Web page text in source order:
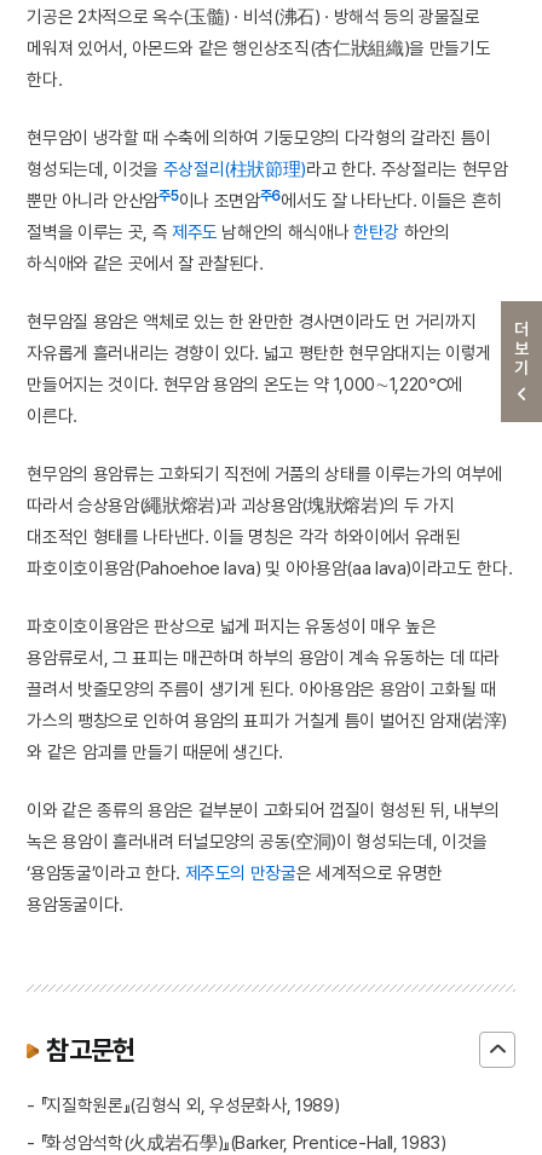
더보기
기공은 2차적으로 옥수(玉髓) · 비석(沸石) · 방해석 등의 광물질로
메워져 있어서, 아몬드와 같은 행인상조직(杏仁狀組織)을 만들기도
한다.
현무암이 냉각할 때 수축에 의하여 기둥모양의 다각형의 갈라진 틈이
형성되는데, 이것을 주상절리(柱狀節理)라고 한다. 주상절리는 현무암
뿐만 아니라 안산암주5이나 조면암주6에서도 잘 나타난다. 이들은 흔히
절벽을 이루는 곳, 즉 제주도 남해안의 해식애나 한탄강 하안의
하식애와 같은 곳에서 잘 관찰된다.
현무암질 용암은 액체로 있는 한 완만한 경사면이라도 먼 거리까지
자유롭게 흘러내리는 경향이 있다. 넓고 평탄한 현무암대지는 이렇게
만들어지는 것이다. 현무암 용암의 온도는 약 1,000∼1,220℃에
이른다.
현무암의 용암류는 고화되기 직전에 거품의 상태를 이루는가의 여부에
따라서 승상용암(繩狀熔岩)과 괴상용암(塊狀熔岩)의 두 가지
대조적인 형태를 나타낸다. 이들 명칭은 각각 하와이에서 유래된
파호이호이용암(Pahoehoe lava) 및 아아용암(aa lava)이라고도 한다.
파호이호이용암은 판상으로 넓게 퍼지는 유동성이 매우 높은
용암류로서, 그 표피는 매끈하며 하부의 용암이 계속 유동하는 데 따라
끌려서 밧줄모양의 주름이 생기게 된다. 아아용암은 용암이 고화될 때
가스의 팽창으로 인하여 용암의 표피가 거칠게 틈이 벌어진 암재(岩滓)
와 같은 암괴를 만들기 때문에 생긴다.
이와 같은 종류의 용암은 겉부분이 고화되어 껍질이 형성된 뒤, 내부의
녹은 용암이 흘러내려 터널모양의 공동(空洞)이 형성되는데, 이것을
‘용암동굴’이라고 한다. 제주도의 만장굴은 세계적으로 유명한
용암동굴이다.
참고문헌
- 『지질학원론』(김형식 외, 우성문화사, 1989)
- 『화성암석학(火成岩石學)』(Barker, Prentice-Hall, 1983)